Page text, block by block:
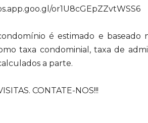
or1U8cGEpZZvtWSS6
é estimado e
taxa condominial, taxa de
a parte.
CONTATE-NOS!!!